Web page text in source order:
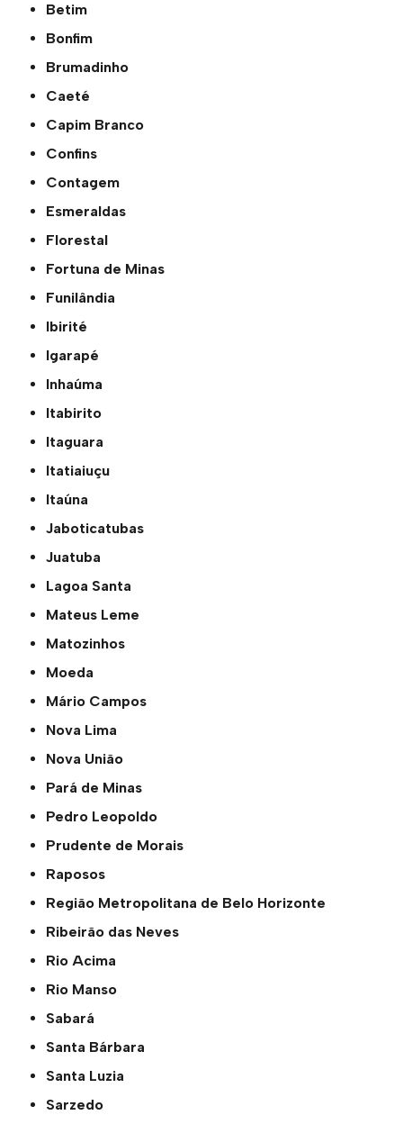
Betim
Bonfim
Brumadinho
Caeté
Capim Branco
Confins
Contagem
Esmeraldas
Florestal
Fortuna de Minas
Funilândia
Ibirité
Igarapé
Inhaúma
Itabirito
Itaguara
Itatiaiuçu
Itaúna
Jaboticatubas
Juatuba
Lagoa Santa
Mateus Leme
Matozinhos
Moeda
Mário Campos
Nova Lima
Nova União
Pará de Minas
Pedro Leopoldo
Prudente de Morais
Raposos
Região Metropolitana de Belo Horizonte
Ribeirão das Neves
Rio Acima
Rio Manso
Sabará
Santa Bárbara
Santa Luzia
Sarzedo